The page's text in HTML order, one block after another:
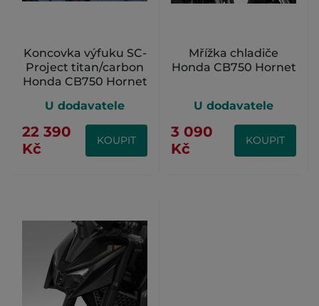
Koncovka výfuku SC-
Project titan/carbon
Honda CB750 Hornet
U dodavatele
22 390
Kč
KOUPIT
Mřížka chladiče
Honda CB750 Hornet
U dodavatele
3 090
Kč
KOUPIT